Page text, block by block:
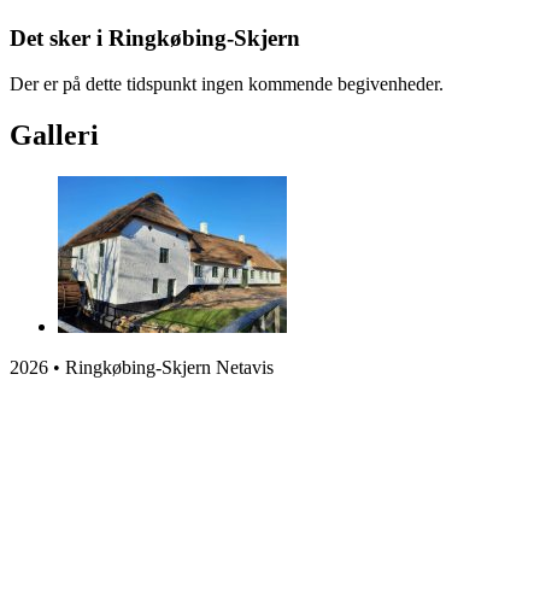
Det sker i Ringkøbing-Skjern
Der er på dette tidspunkt ingen kommende begivenheder.
Galleri
2026 • Ringkøbing-Skjern Netavis